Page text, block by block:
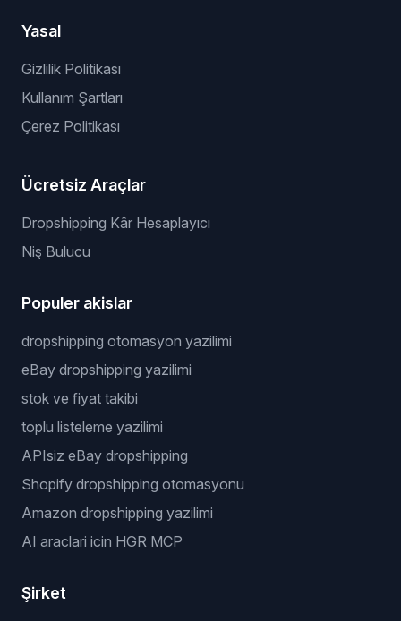
Yasal
Gizlilik Politikası
Kullanım Şartları
Çerez Politikası
Ücretsiz Araçlar
Dropshipping Kâr Hesaplayıcı
Niş Bulucu
Populer akislar
dropshipping otomasyon yazilimi
eBay dropshipping yazilimi
stok ve fiyat takibi
toplu listeleme yazilimi
APIsiz eBay dropshipping
Shopify dropshipping otomasyonu
Amazon dropshipping yazilimi
AI araclari icin HGR MCP
Şirket